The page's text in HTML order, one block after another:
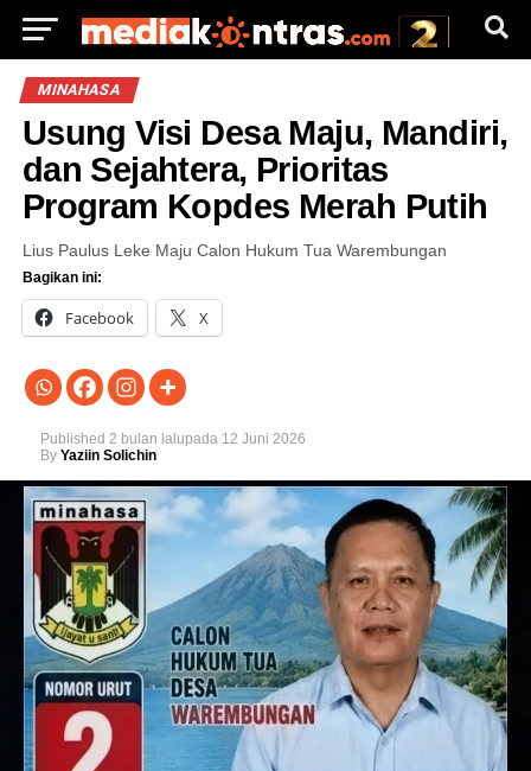
MINAHASA
Usung Visi Desa Maju, Mandiri,
dan Sejahtera, Prioritas
Program Kopdes Merah Putih
Lius Paulus Leke Maju Calon Hukum Tua Warembungan
Bagikan ini:
Facebook X
Published 2 bulan lalupada 12 Juni 2026
By Yaziin Solichin